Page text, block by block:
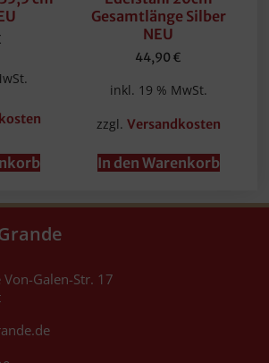
Gesamtlänge Silber
NEU
44,90 €
inkl. 19 % MwSt.
zzgl. Versandkosten
In den Warenkorb
Galen-Str. 17